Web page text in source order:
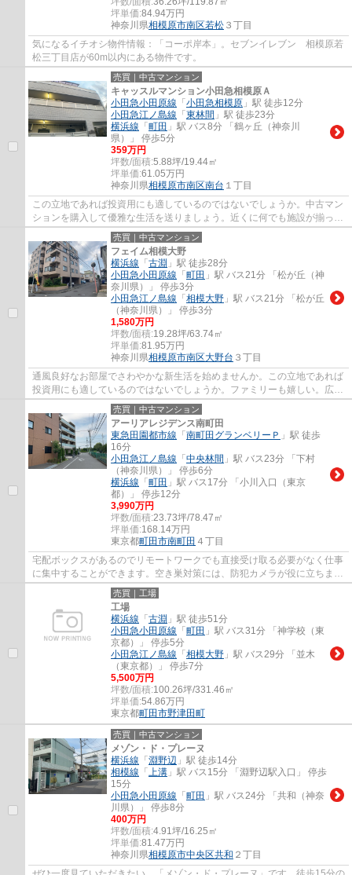
坪単価:84.94万円
神奈川県相模原市南区若松 ３丁目
気になるイチオシ物件情報：「コーポ岸本」。セブンイレブン 相模原若
松三丁目店が60m以内にある物件です。
売買｜中古マンション
キャッスルマンション小田急相模原Ａ
小田急小田原線 「 小田急相模原 」駅 徒歩12分
小田急江ノ島線 「 東林間 」駅 徒歩23分
横浜線 「 町田 」駅 バス8分 「鶴ヶ丘（神奈川
県）」 停歩5分
359万円
坪数/面積:5.88坪/19.44㎡
坪単価:61.05万円
神奈川県相模原市南区南台 １丁目
この立地であれば投資用にも適しているのではないでしょうか。中古マン
ションを購入して優雅な生活を送りましょう。近くに何でも施設が揃って
いるのが都市近郊の魅力です。単身の方で...
売買｜中古マンション
フェイム相模大野
横浜線 「 古淵 」駅 徒歩28分
小田急小田原線 「 町田 」駅 バス21分 「松が丘（神
奈川県）」 停歩3分
小田急江ノ島線 「 相模大野 」駅 バス21分 「松が丘
（神奈川県）」 停歩3分
1,580万円
坪数/面積:19.28坪/63.74㎡
坪単価:81.95万円
神奈川県相模原市南区大野台 ３丁目
通風良好なお部屋でさわやかな新生活を始めませんか。この立地であれば
投資用にも適しているのではないでしょうか。ファミリーも嬉しい。広々
リビングのある2SLDKのお家。駐輪場が利用...
売買｜中古マンション
アーリアレジデンス南町田
東急田園都市線 「 南町田グランベリーＰ 」駅 徒歩
16分
小田急江ノ島線 「 中央林間 」駅 バス23分 「下村
（神奈川県）」 停歩6分
横浜線 「 町田 」駅 バス17分 「小川入口（東京
都）」 停歩12分
3,990万円
坪数/面積:23.73坪/78.47㎡
坪単価:168.14万円
東京都町田市南町田 ４丁目
宅配ボックスがあるのでリモートワークでも直接受け取る必要がなく仕事
に集中することができます。空き巣対策には、防犯カメラが役に立ちま
す。対面式キッチンなら、コミュニケーショ...
売買｜工場
工場
横浜線 「 古淵 」駅 徒歩51分
小田急小田原線 「 町田 」駅 バス31分 「神学校（東
京都）」 停歩5分
小田急江ノ島線 「 相模大野 」駅 バス29分 「並木
（東京都）」 停歩7分
5,500万円
坪数/面積:100.26坪/331.46㎡
坪単価:54.86万円
東京都町田市野津田町
売買｜中古マンション
メゾン・ド・プレーヌ
横浜線 「 淵野辺 」駅 徒歩14分
相模線 「 上溝 」駅 バス15分 「淵野辺駅入口」 停歩
15分
小田急小田原線 「 町田 」駅 バス24分 「共和（神奈
川県）」 停歩8分
400万円
坪数/面積:4.91坪/16.25㎡
坪単価:81.47万円
神奈川県相模原市中央区共和 ２丁目